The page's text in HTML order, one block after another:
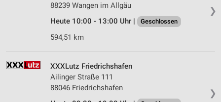
❯
88239 Wangen im Allgäu
Heute 10:00 - 13:00 Uhr |
Geschlossen
594,51 km
❯
XXXLutz Friedrichshafen
Ailinger Straße 111
88046 Friedrichshafen